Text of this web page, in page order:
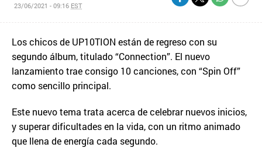
23/06/2021 - 09:16 EST
Los chicos de UP10TION están de regreso con su
segundo álbum, titulado “Connection”. El nuevo
lanzamiento trae consigo 10 canciones, con “Spin Off”
como sencillo principal.
Este nuevo tema trata acerca de celebrar nuevos inicios,
y superar dificultades en la vida, con un ritmo animado
que llena de energía cada segundo.